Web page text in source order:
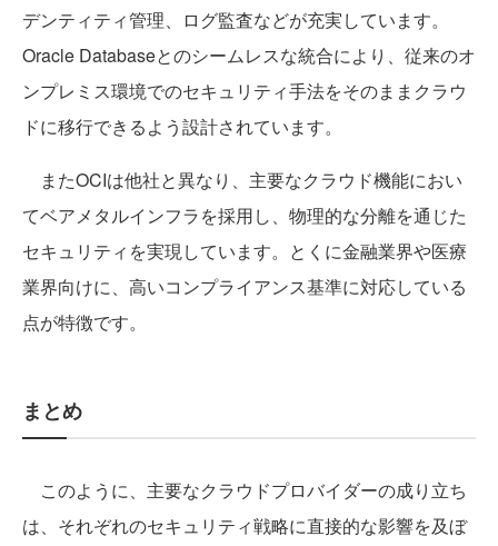
デンティティ管理、ログ監査などが充実しています。
Oracle Databaseとのシームレスな統合により、従来のオ
ンプレミス環境でのセキュリティ手法をそのままクラウ
ドに移行できるよう設計されています。
またOCIは他社と異なり、主要なクラウド機能におい
てベアメタルインフラを採用し、物理的な分離を通じた
セキュリティを実現しています。とくに金融業界や医療
業界向けに、高いコンプライアンス基準に対応している
点が特徴です。
まとめ
このように、主要なクラウドプロバイダーの成り立ち
は、それぞれのセキュリティ戦略に直接的な影響を及ぼ